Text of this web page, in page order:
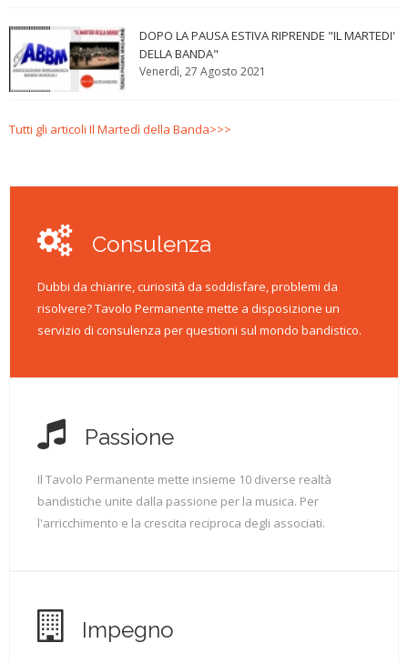
DOPO LA PAUSA ESTIVA RIPRENDE "IL MARTEDI'
DELLA BANDA"
Venerdì, 27 Agosto 2021
Tutti gli articoli Il Martedì della Banda>>>
Consulenza
Dubbi da chiarire, curiosità da soddisfare, problemi da
risolvere? Tavolo Permanente mette a disposizione un
servizio di consulenza per questioni sul mondo bandistico.
Passione
Il Tavolo Permanente mette insieme 10 diverse realtà
bandistiche unite dalla passione per la musica. Per
l'arricchimento e la crescita reciproca degli associati.
Impegno